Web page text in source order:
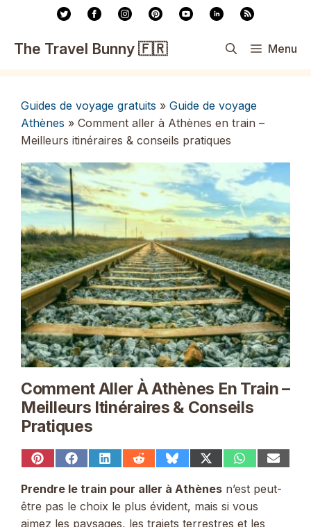
contenu
The Travel Bunny 🇫🇷 Menu
Guides de voyage gratuits » Guide de voyage
Athènes » Comment aller à Athènes en train –
Meilleurs itinéraires & conseils pratiques
Comment Aller À Athènes En Train –
Meilleurs Itinéraires & Conseils
Pratiques
Share
Pinterest
Share
Facebook
Share
LinkedIn
Share
Reddit
Share
Bluesky
Share
(Twitter)
Share
WhatsApp
Share
Email
Prendre le train pour aller à Athènes n’est peut-
être pas le choix le plus évident, mais si vous
aimez les paysages, les trajets terrestres et les